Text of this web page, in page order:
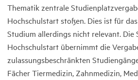
Thematik zentrale
Hochschulstart stoßen. Dies ist für
Studium allerdings nicht relevant. Die
Hochschulstart übernimmt die
zulassungsbeschränkten
Fächer Tiermedizin, Zahnmedizin,